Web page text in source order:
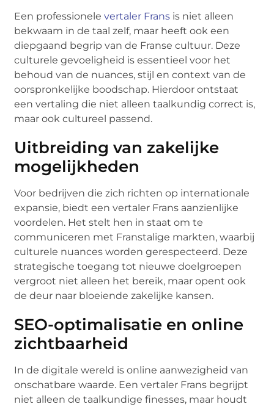
Een professionelevertaler Frans is niet alleen
bekwaam in de taal zelf, maar heeft ook een
diepgaand begrip van de Franse cultuur. Deze
culturele gevoeligheid is essentieel voor het
behoud van de nuances, stijl en context van de
oorspronkelijke boodschap. Hierdoor ontstaat
een vertaling die niet alleen taalkundig correct is,
maar ook cultureel passend.
Uitbreiding van zakelijke
mogelijkheden
Voor bedrijven die zich richten op internationale
expansie, biedt een vertaler Frans aanzienlijke
voordelen. Het stelt hen in staat om te
communiceren met Franstalige markten, waarbij
culturele nuances worden gerespecteerd. Deze
strategische toegang tot nieuwe doelgroepen
vergroot niet alleen het bereik, maar opent ook
de deur naar bloeiende zakelijke kansen.
SEO-optimalisatie en online
zichtbaarheid
In de digitale wereld is online aanwezigheid van
onschatbare waarde. Een vertaler Frans begrijpt
niet alleen de taalkundige finesses, maar houdt